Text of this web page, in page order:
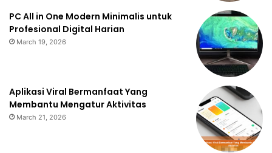
PC All in One Modern Minimalis untuk
Profesional Digital Harian
March 19, 2026
Aplikasi Viral Bermanfaat Yang
Membantu Mengatur Aktivitas
March 21, 2026